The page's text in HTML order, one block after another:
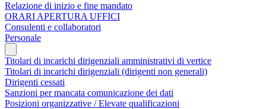
Relazione di inizio e fine mandato
ORARI APERTURA UFFICI
Consulenti e collaboratori
Personale
Titolari di incarichi dirigenziali amministrativi di vertice
Titolari di incarichi dirigenziali (dirigenti non generali)
Dirigenti cessati
Sanzioni per mancata comunicazione dei dati
Posizioni organizzative / Elevate qualificazioni